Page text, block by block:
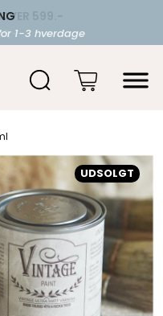
1-3 hverdage
599.-
UDSOLGT